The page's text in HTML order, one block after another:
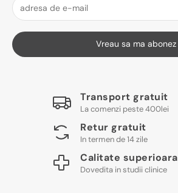
Vreau sa ma abonez
Transport gratuit
La comenzi peste 400lei
Retur gratuit
In termen de 14 zile
Calitate superioara
Dovedita in studii clinice